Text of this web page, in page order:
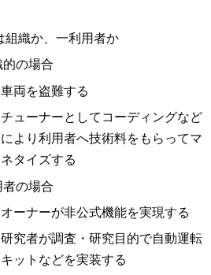
組織か、一利用者か
の場合
車両を盗難する
チューナーとしてコーディングなど
により利用者へ技術料をもらってマ
ネタイズする
の場合
オーナーが非公式機能を実現する
研究者が調査・研究目的で自動運転
キットなどを実装する